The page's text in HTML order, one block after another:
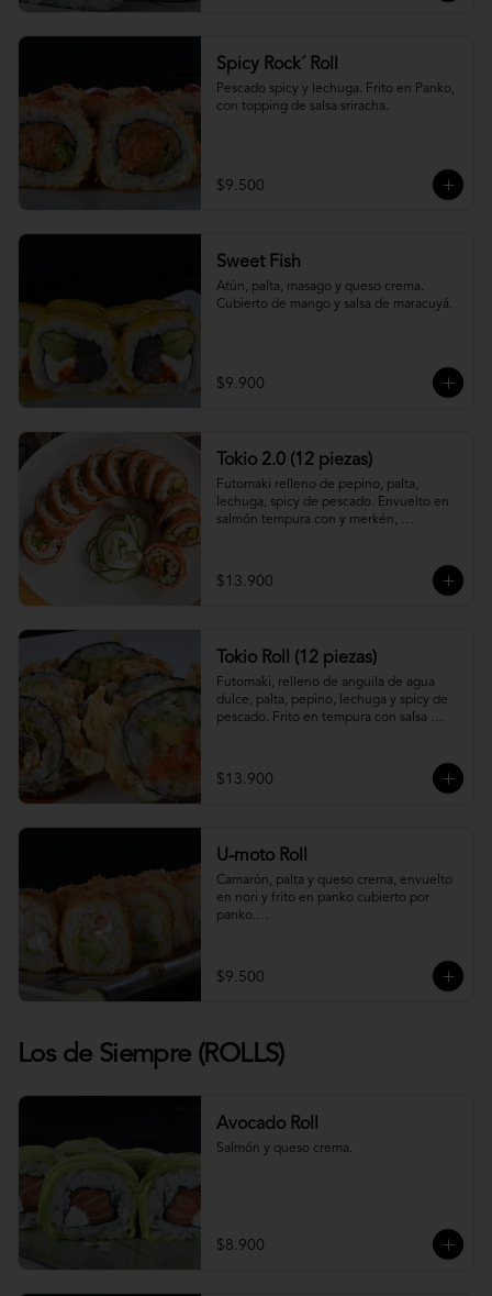
Spicy Rock´ Roll
Pescado spicy y lechuga. Frito en Panko,
con topping de salsa sriracha.
$9.500
Sweet Fish
Atún, palta, masago y queso crema.
Cubierto de mango y salsa de maracuyá.
$9.900
Tokio 2.0 (12 piezas)
Futomaki relleno de pepino, palta,
lechuga, spicy de pescado. Envuelto en
salmón tempura con y merkén,
$13.900
Tokio Roll (12 piezas)
Futomaki, relleno de anguila de agua
dulce, palta, pepino, lechuga y spicy de
pescado. Frito en tempura con salsa
$13.900
U-moto Roll
Camarón, palta y queso crema, envuelto
en nori y frito en panko cubierto por
panko.
$9.500
Los de Siempre (ROLLS)
Avocado Roll
Salmón y queso crema.
$8.900